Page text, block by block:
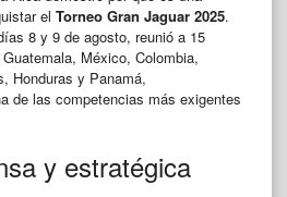
el Torneo Gran Jaguar 2025.
8 y 9 de agosto, reunió a 15
México, Colombia,
Honduras y Panamá,
de las competencias más exigentes
y estratégica